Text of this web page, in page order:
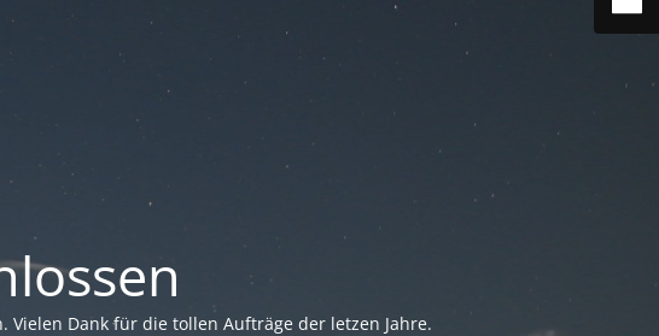
Dank für die tollen Aufträge der letzen Jahre.